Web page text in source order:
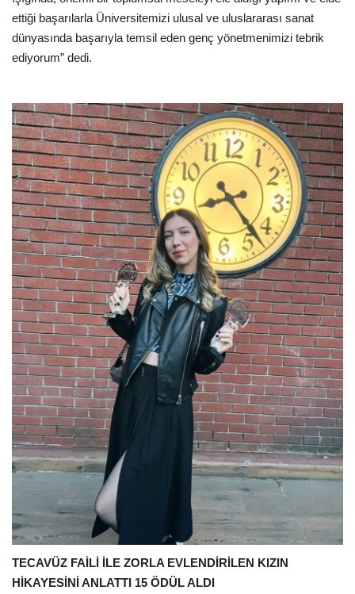
ettiği başarılarla Üniversitemizi ulusal ve uluslararası sanat
dünyasında başarıyla temsil eden genç yönetmenimizi tebrik
ediyorum” dedi.
TECAVÜZ FAİLİ İLE ZORLA EVLENDİRİLEN KIZIN
HİKAYESİNİ ANLATTI 15 ÖDÜL ALDI